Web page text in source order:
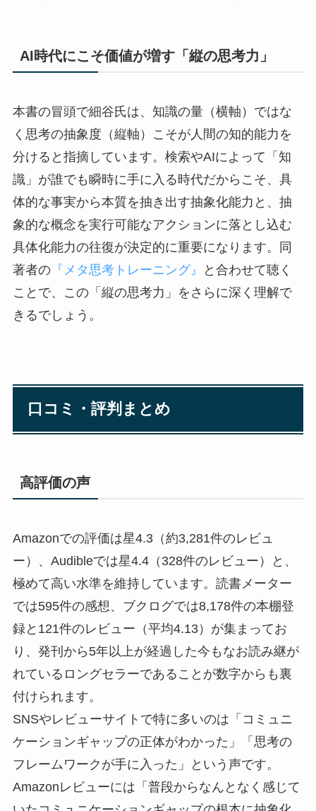
AI時代にこそ価値が増す「縦の思考力」
本書の冒頭で細谷氏は、知識の量（横軸）ではな
く思考の抽象度（縦軸）こそが人間の知的能力を
分けると指摘しています。検索やAIによって「知
識」が誰でも瞬時に手に入る時代だからこそ、具
体的な事実から本質を抽き出す抽象化能力と、抽
象的な概念を実行可能なアクションに落とし込む
具体化能力の往復が決定的に重要になります。同
著者の『メタ思考トレーニング』
と合わせて聴く
ことで、この「縦の思考力」をさらに深く理解で
きるでしょう。
口コミ・評判まとめ
高評価の声
Amazonでの評価は星4.3（約3,281件のレビュ
ー）、Audibleでは星4.4（328件のレビュー）と、
極めて高い水準を維持しています。読書メーター
では595件の感想、ブクログでは8,178件の本棚登
録と121件のレビュー（平均4.13）が集まってお
り、発刊から5年以上が経過した今もなお読み継が
れているロングセラーであることが数字からも裏
付けられます。
SNSやレビューサイトで特に多いのは「コミュニ
ケーションギャップの正体がわかった」「思考の
フレームワークが手に入った」という声です。
Amazonレビューには「普段からなんとなく感じて